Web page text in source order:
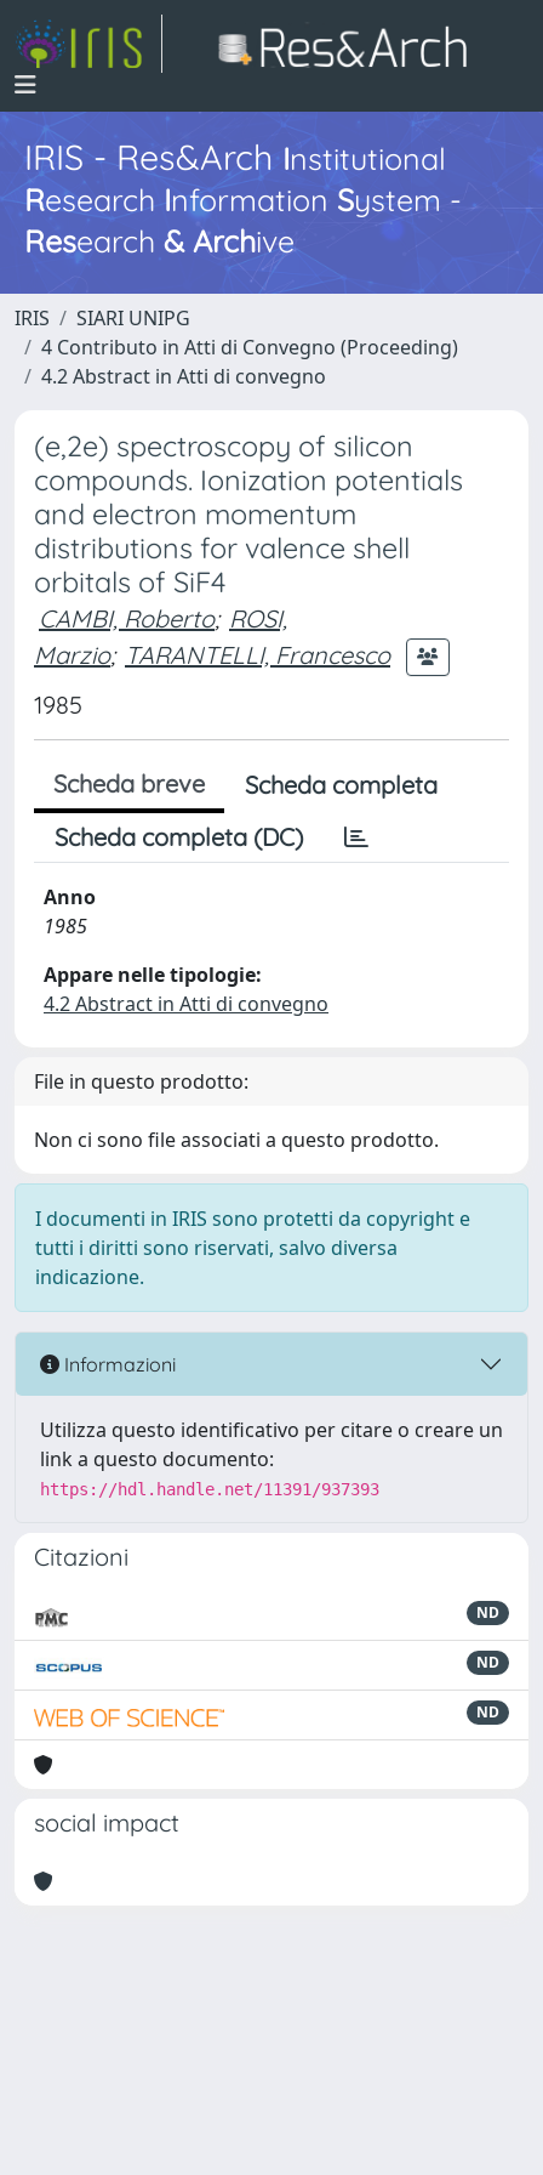
IRIS - Res&ArchInstitutional
Research InformationSystem -
Research & Archive
IRIS
SIARI UNIPG
4 Contributo in Atti di Convegno (Proceeding)
4.2 Abstract in Atti di convegno
(e,2e) spectroscopy of silicon
compounds. Ionization potentials
and electron momentum
distributions for valence shell
orbitals of SiF4
CAMBI, Roberto; ROSI,
Marzio; TARANTELLI, Francesco
1985
Scheda breve
Scheda completa
Scheda completa (DC)
Anno
1985
Appare nelle tipologie:
4.2 Abstract in Atti di convegno
File in questo prodotto:
Non ci sono file associati a questo prodotto.
I documenti in IRIS sono protetti da copyright e
tutti i diritti sono riservati, salvo diversa
indicazione.
Informazioni
Utilizza questo identificativo per citare o creare un
link a questo documento:
https://hdl.handle.net/11391/937393
Citazioni
ND
ND
ND
social impact